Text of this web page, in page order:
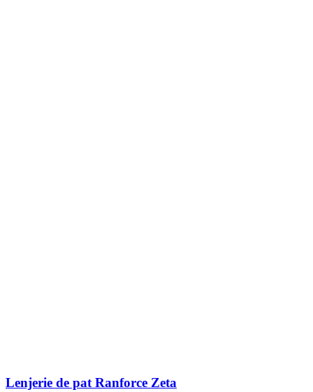
Lenjerie de pat Ranforce Zeta